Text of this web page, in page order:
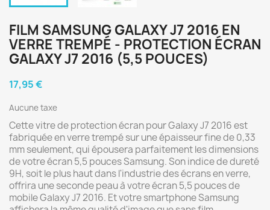
FILM SAMSUNG GALAXY J7 2016 EN
VERRE TREMPÉ - PROTECTION ÉCRAN
GALAXY J7 2016 (5,5 POUCES)
17,95 €
Aucune taxe
Cette vitre de protection écran pour Galaxy J7 2016 est
fabriquée en verre trempé sur une épaisseur fine de 0,33
mm seulement, qui épousera parfaitement les dimensions
de votre écran 5,5 pouces Samsung. Son indice de dureté
9H, soit le plus haut dans l'industrie des écrans en verre,
offrira une seconde peau à votre écran 5,5 pouces de
mobile Galaxy J7 2016. Et votre smartphone Samsung